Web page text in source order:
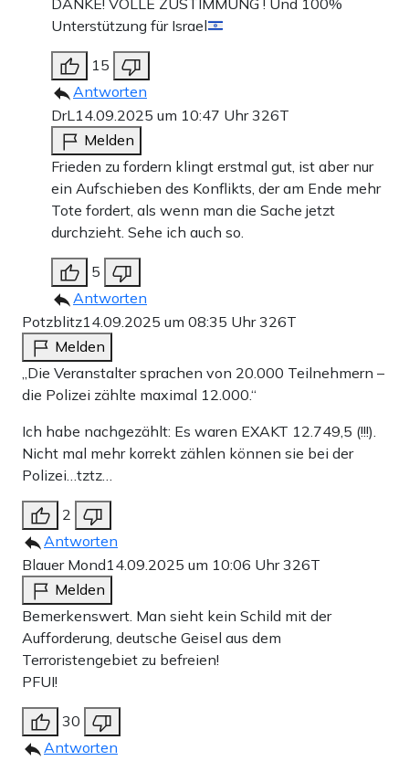
DANKE! VOLLE ZUSTIMMUNG ! Und 100%
Unterstützung für Israel
15
Antworten
DrL14.09.2025 um 10:47 Uhr326T
Melden
Frieden zu fordern klingt erstmal gut, ist aber nur
ein Aufschieben des Konflikts, der am Ende mehr
Tote fordert, als wenn man die Sache jetzt
durchzieht. Sehe ich auch so.
5
Antworten
Potzblitz14.09.2025 um 08:35 Uhr326T
Melden
„Die Veranstalter sprachen von 20.000 Teilnehmern –
die Polizei zählte maximal 12.000.“
Ich habe nachgezählt: Es waren EXAKT 12.749,5 (!!!).
Nicht mal mehr korrekt zählen können sie bei der
Polizei…tztz…
2
Antworten
Blauer Mond14.09.2025 um 10:06 Uhr326T
Melden
Bemerkenswert. Man sieht kein Schild mit der
Aufforderung, deutsche Geisel aus dem
Terroristengebiet zu befreien!
PFUI!
30
Antworten